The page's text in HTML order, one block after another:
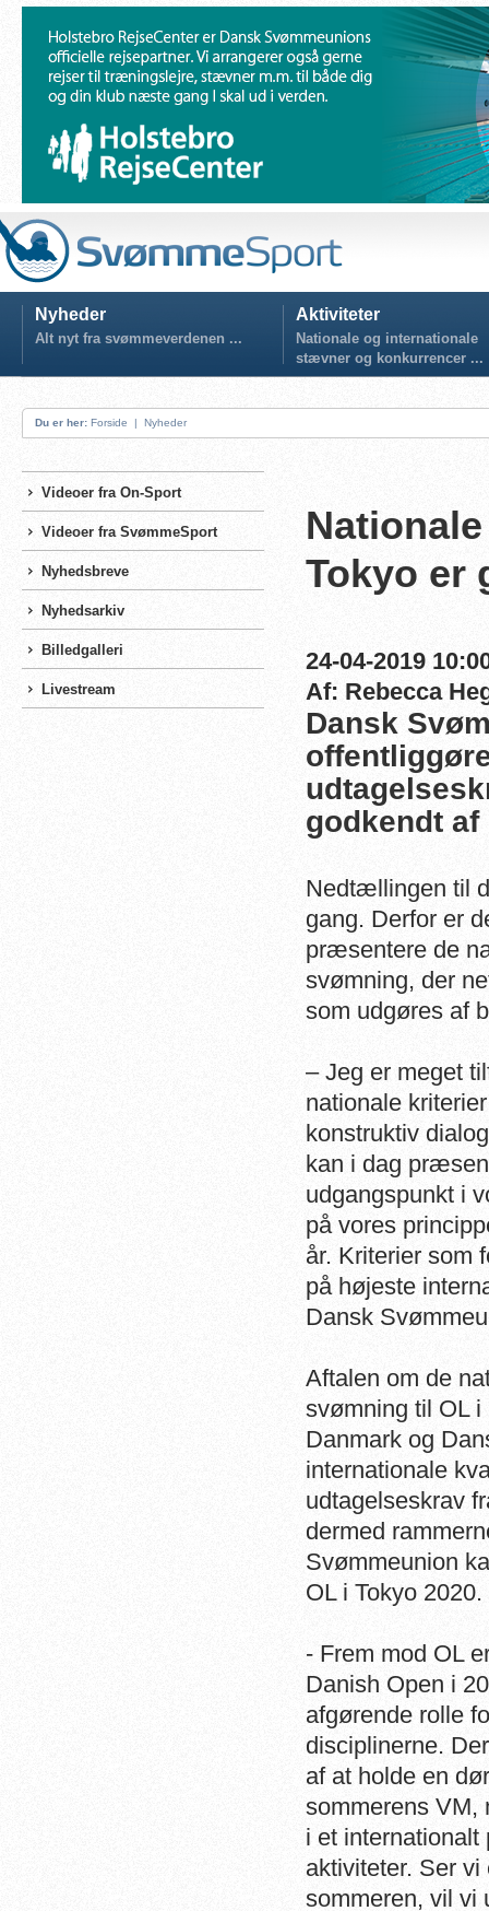
Nyheder
Alt nyt fra svømmeverdenen ...
Aktiviteter
Nationale og internationale
stævner og konkurrencer ...
Du er her: Forside | Nyheder
Videoer fra On-Sport
Videoer fra SvømmeSport
Nyhedsbreve
Nyhedsarkiv
Billedgalleri
Livestream
Tokyo er
24-04-2019
Af: Rebecca
Dansk
godkendt
Nedtællingen til
gang. Derfor er
præsentere de
svømning, der
som udgøres af
– Jeg er meget
nationale
konstruktiv
kan i dag
udgangspunkt i
på vores
år. Kriterier som
på højeste
Dansk
Aftalen om de
svømning til OL
Danmark og
internationale
udtagelseskrav
dermed
Svømmeunion
OL i Tokyo 2020.
- Frem mod OL
Danish Open i
afgørende rolle
disciplinerne.
af at holde en
sommerens VM,
i et
aktiviteter. Ser
sommeren, vil vi